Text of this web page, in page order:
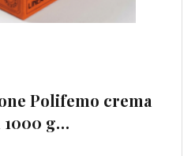
Polifemo crema
g
doos) 01198S